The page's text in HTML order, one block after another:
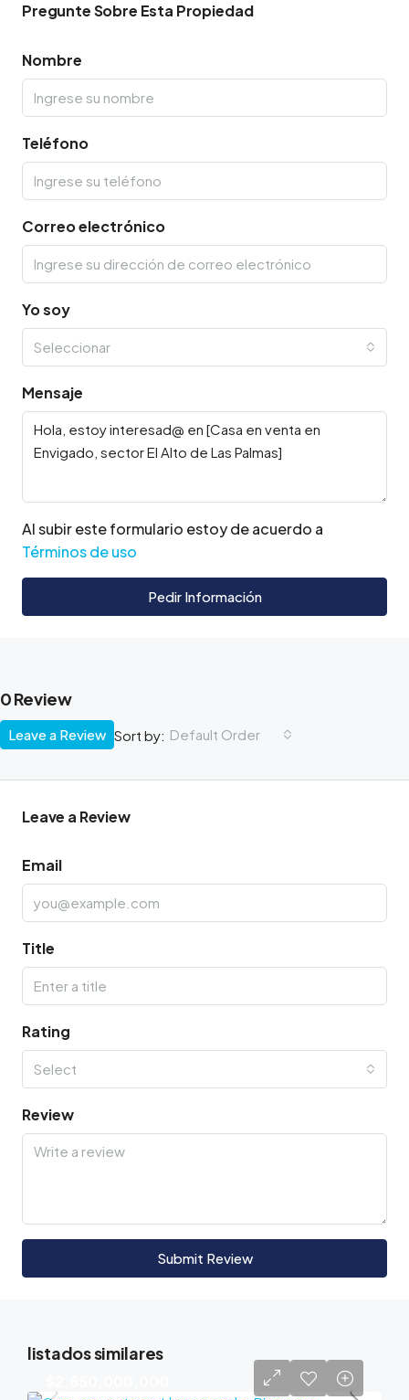
Pregunte Sobre Esta Propiedad
Nombre
Teléfono
Correo electrónico
Yo soy
Seleccionar
Mensaje
Al subir este formulario estoy de acuerdo a
Términos de uso
Pedir Información
0 Review
Sort by: Default Order
Leave a Review
Leave a Review
Email
Title
Rating
Select
Review
Submit Review
listados similares